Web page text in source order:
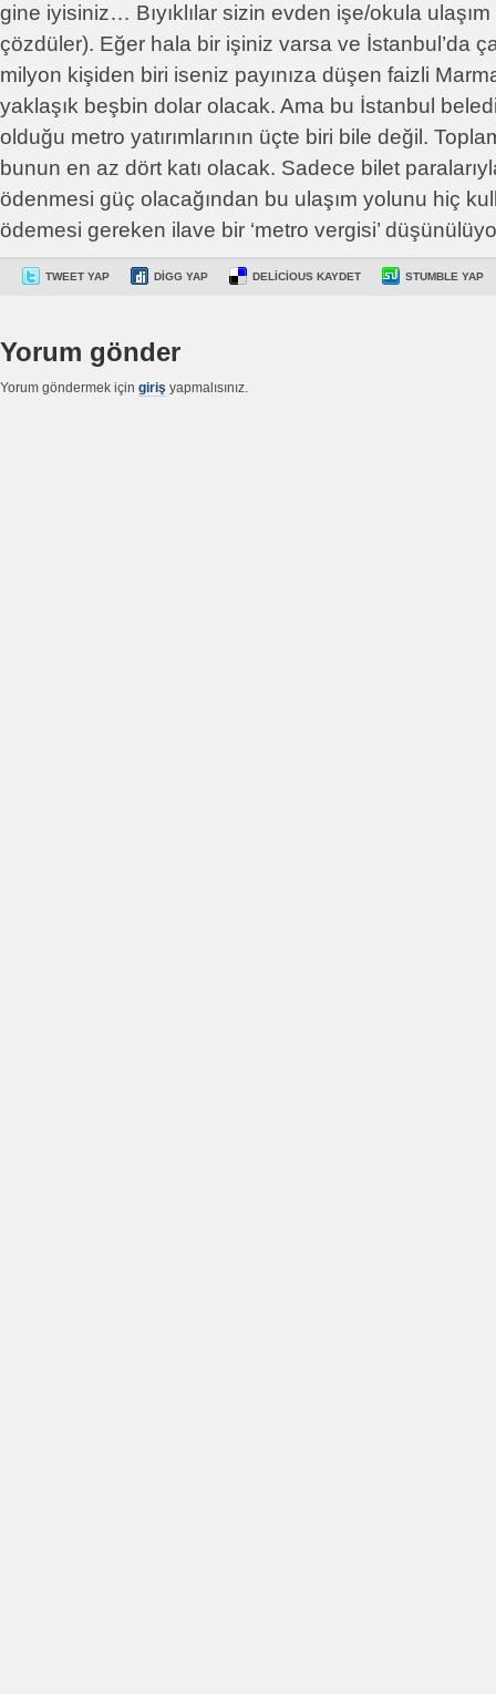
gine iyisiniz… Bıyıklılar sizin evden işe/okula
çözdüler). Eğer hala bir işiniz varsa ve İstanbul’da
milyon kişiden biri iseniz payınıza düşen faizli
yaklaşık beşbin dolar olacak. Ama bu İstanbul
olduğu metro yatırımlarının üçte biri bile değil.
bunun en az dört katı olacak. Sadece bilet
ödenmesi güç olacağından bu ulaşım yolunu hiç
ödemesi gereken ilave bir ‘metro vergisi’
TWEET YAP DIGG YAP DELICIOUS KAYDET STUMBLE YAP
Yorum gönder
Yorum göndermek için giriş yapmalısınız.